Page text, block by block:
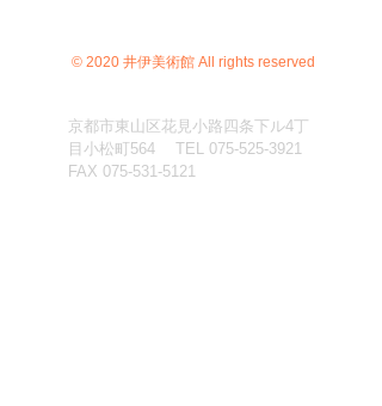
© 2020 井伊美術館 All rights reserved
京都市東山区花見小路四条下ル4丁
目小松町564 TEL 075-525-3921
FAX 075-531-5121